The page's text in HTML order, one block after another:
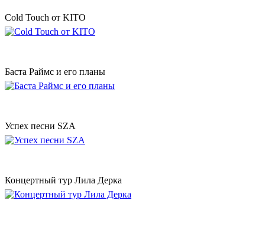
Cold Touch от KITO
Баста Раймс и его планы
Успех песни SZA
Концертный тур Лила Дерка